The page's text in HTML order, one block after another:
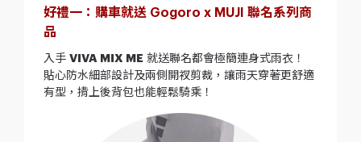
好禮一：購車就送 Gogoro x MUJI 聯名系列商
品
入手 VIVA MIX ME 就送聯名都會極簡連身式雨衣！
貼心防水細部設計及兩側開衩剪裁，讓雨天穿著更舒適
有型，揹上後背包也能輕鬆騎乘！